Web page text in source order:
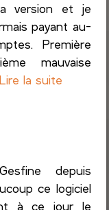
version et je
payant au-
Première
mauvaise
Lire la suite
depuis
ce logiciel
à ce jour le